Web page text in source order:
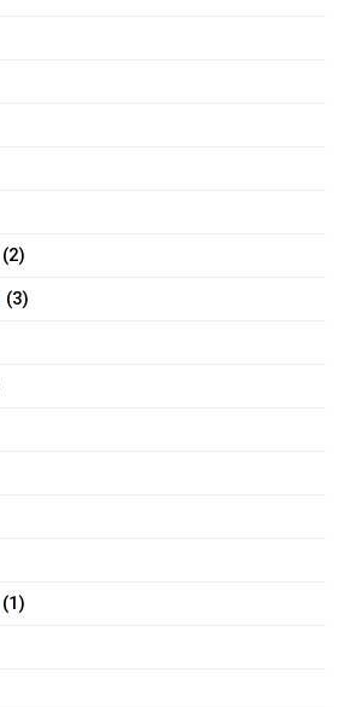
(2)
(3)
(1)